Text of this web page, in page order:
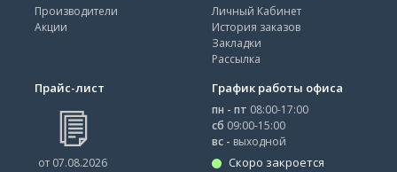
Производители
Акции
Личный Кабинет
История заказов
Закладки
Рассылка
Прайс-лист
от 07.08.2026
График работы офиса
пн - пт 08:00-17:00
сб 09:00-15:00
вс - выходной
Скоро закроется